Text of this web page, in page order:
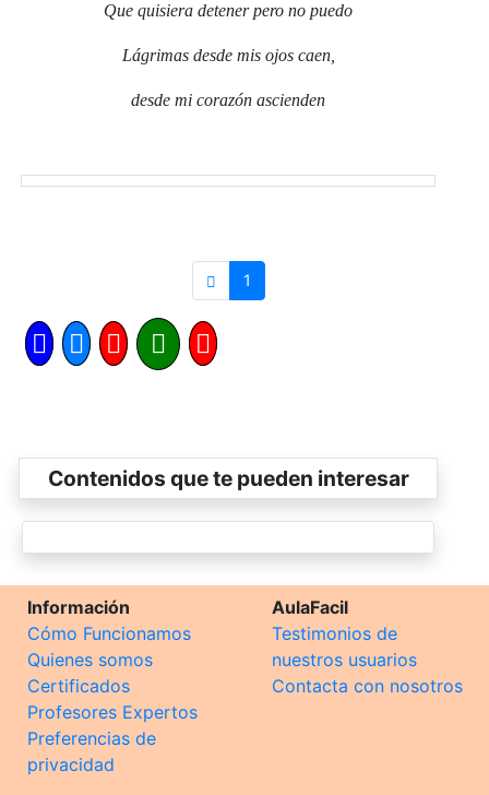
Que quisiera detener pero no puedo
Lágrimas desde mis ojos caen,
desde mi corazón ascienden
1
Contenidos que te pueden interesar
Información
Cómo Funcionamos
Quienes somos
Certificados
Profesores Expertos
Preferencias de
privacidad
AulaFacil
Testimonios de
nuestros usuarios
Contacta con nosotros